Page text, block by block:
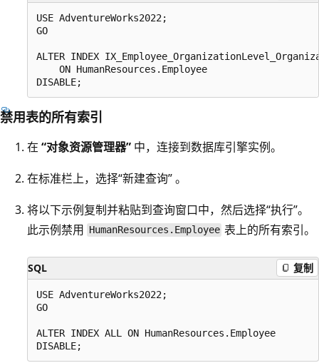
USE AdventureWorks2022;
GO
ALTER INDEX
    ON HumanResources.Employee
禁用表的所有索引
在 “对象资源管理器” 中，连接到数据库引擎实例。
在标准栏上，选择“新建查询” 。
将以下示例复制并粘贴到查询窗口中，然后选择“执行”。
此示例禁用 HumanResources.Employee 表上的所有索引。
SQL 复制
USE AdventureWorks2022;
GO
ALTER INDEX ALL ON HumanResources.Employee